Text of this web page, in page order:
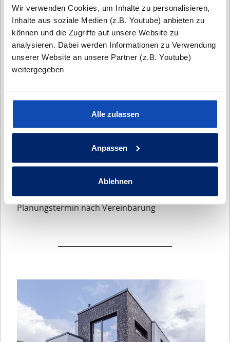
Wir verwenden Cookies, um Inhalte zu personalisieren,
Inhalte aus soziale Medien (z.B. Youtube) anbieten zu
können und die Zugriffe auf unsere Website zu
analysieren. Dabei werden Informationen zu Verwendung
unserer Website an unsere Partner (z.B. Youtube)
weitergegeben
Alle zulassen
Anpassen
Ablehnen
ARCHITEKTURBÜRO SCHNELSEN
Herzog-Alf-Weg 39b
Planungstermin nach Vereinbarung